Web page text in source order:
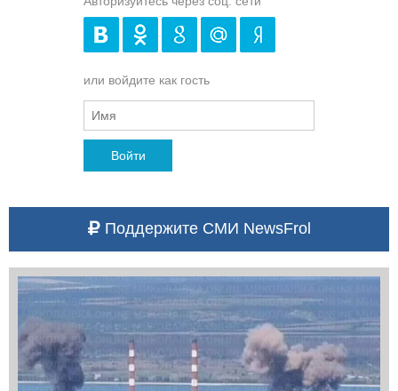
или войдите как гость
Войти
Поддержите СМИ NewsFrol